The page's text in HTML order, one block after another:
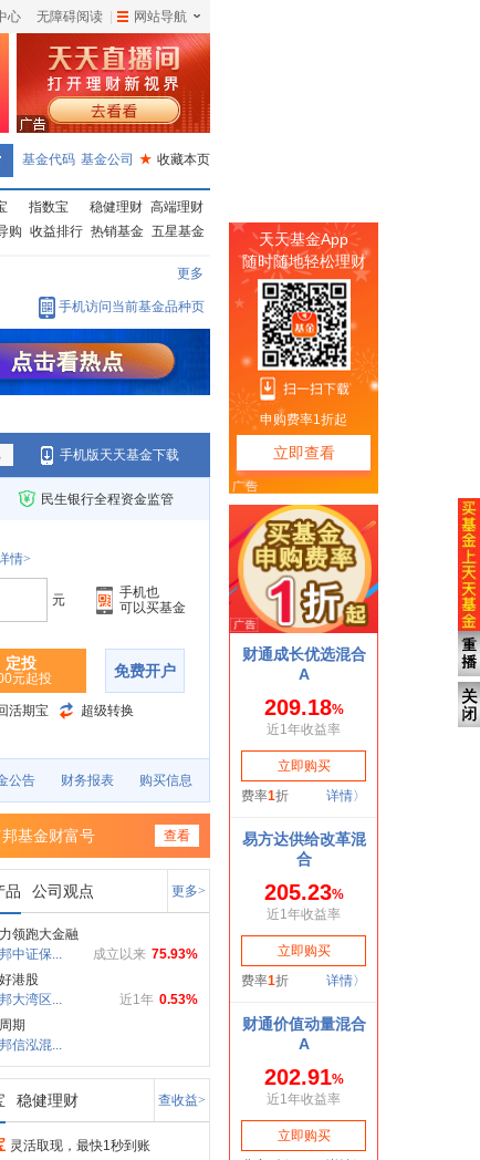
心 无障碍阅读 网站导航
基金代码 基金公司 ★ 收藏本页
指数宝 稳健理财 高端理财
购 收益排行 热销基金 五星基金
更多
手机访问当前基金品种页
手机版天天基金下载
民生银行全程资金监管
情>
元
手机也
可以买基金
定投
元起投 免费开户
活期宝 超级转换
公告 财务报表 购买信息
基金财富号 查看
品 公司观点 更多>
领跑大金融
75.93%
成立以来
中证保...
港股
0.53%
近1年
大湾区...
期
信泓混...
稳健理财 查收益>
灵活取现，最快1秒到账